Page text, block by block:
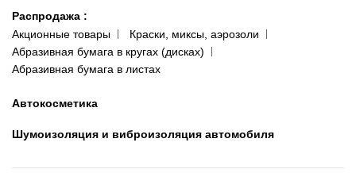
Распродажа :
Акционные товары
Краски, миксы, аэрозоли
Абразивная бумага в кругах (дисках)
Абразивная бумага в листах
Автокосметика
Шумоизоляция и виброизоляция автомобиля